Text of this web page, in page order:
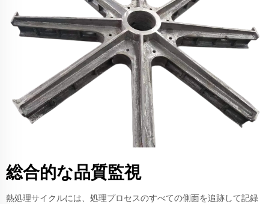
総合的な品質監視
熱処理サイクルには、処理プロセスのすべての側面を追跡して記録